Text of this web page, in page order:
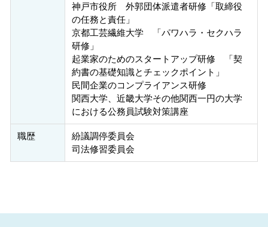
神戸市役所 外郭団体派遣者研修「取締役
の任務と責任」
京都工芸繊維大学 「パワハラ・セクハラ
研修」
起業家のためのスタートアップ研修 「契
約書の基礎知識とチェックポイント」
民間企業のコンプライアンス研修
関西大学、近畿大学その他関西一円の大学
における公務員試験対策講座
職歴
紛議調停委員会
司法修習委員会